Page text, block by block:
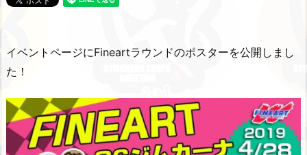
イベントページにFineartラウンドのポスターを公開しまし
た！